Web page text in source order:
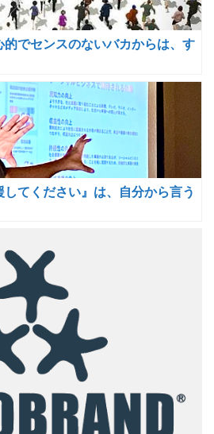
でセンスのないバカからは、す
してください』は、自分から言う